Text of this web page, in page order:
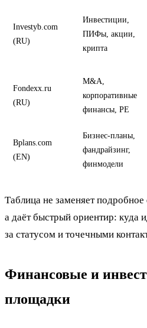
Investyb.com
(RU)
Инвестиции,
ПИФы, акции,
крипта
Fondexx.ru
(RU)
M&A,
корпоративные
финансы, PE
Bplans.com
(EN)
Бизнес-планы,
фандрайзинг,
финмодели
Таблица не заменяет
а даёт быстрый ориентир: куда
за статусом и точечными
Финансовые и
площадки